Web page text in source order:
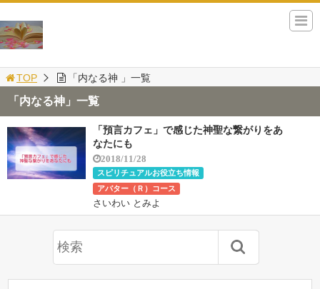
TOP 「内なる神 」一覧
「内なる神」一覧
「預言カフェ」で感じた神聖な繋がりをあ
なたにも
2018/11/28
スピリチュアルお役立ち情報
アバター（Ｒ）コース
さいわい とみよ